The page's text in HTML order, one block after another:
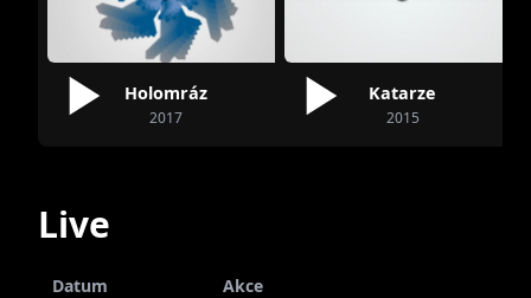
Holomráz
2017
Katarze
2015
Live
Datum
Akce